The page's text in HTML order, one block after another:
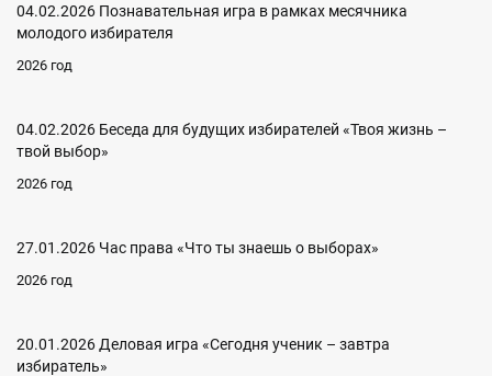
04.02.2026 Познавательная игра в рамках месячника
молодого избирателя
2026 год
04.02.2026 Беседа для будущих избирателей «Твоя жизнь –
твой выбор»
2026 год
27.01.2026 Час права «Что ты знаешь о выборах»
2026 год
20.01.2026 Деловая игра «Сегодня ученик – завтра
избиратель»